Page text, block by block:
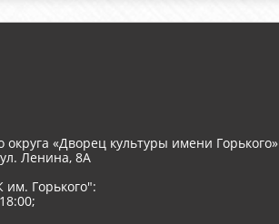
«Дворец культуры имени Горького»
Ленина, 8A
Горького":